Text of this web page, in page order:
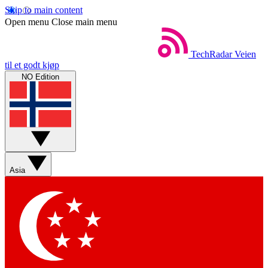
Skip to main content
Open menu Close main menu
TechRadar Veien
til et godt kjøp
NO Edition
Asia